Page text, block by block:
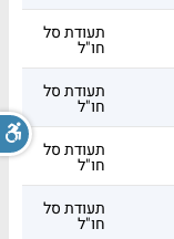
תעודת סל
חו"ל
תעודת סל
חו"ל
תעודת סל
חו"ל
תעודת סל
חו"ל